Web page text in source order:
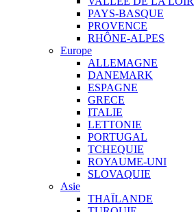
PAYS-BASQUE
PROVENCE
RHÔNE-ALPES
Europe
ALLEMAGNE
DANEMARK
ESPAGNE
GRECE
ITALIE
LETTONIE
PORTUGAL
TCHEQUIE
ROYAUME-UNI
SLOVAQUIE
Asie
THAÏLANDE